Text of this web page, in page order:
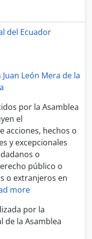
del Ecuador
León Mera de la
por la Asamblea
el
acciones, hechos o
y excepcionales
o
público o
o extranjeros en
more
por la
de la Asamblea